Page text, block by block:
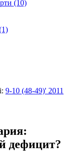
(10)
9-10 (48-49)' 2011
дефицит?